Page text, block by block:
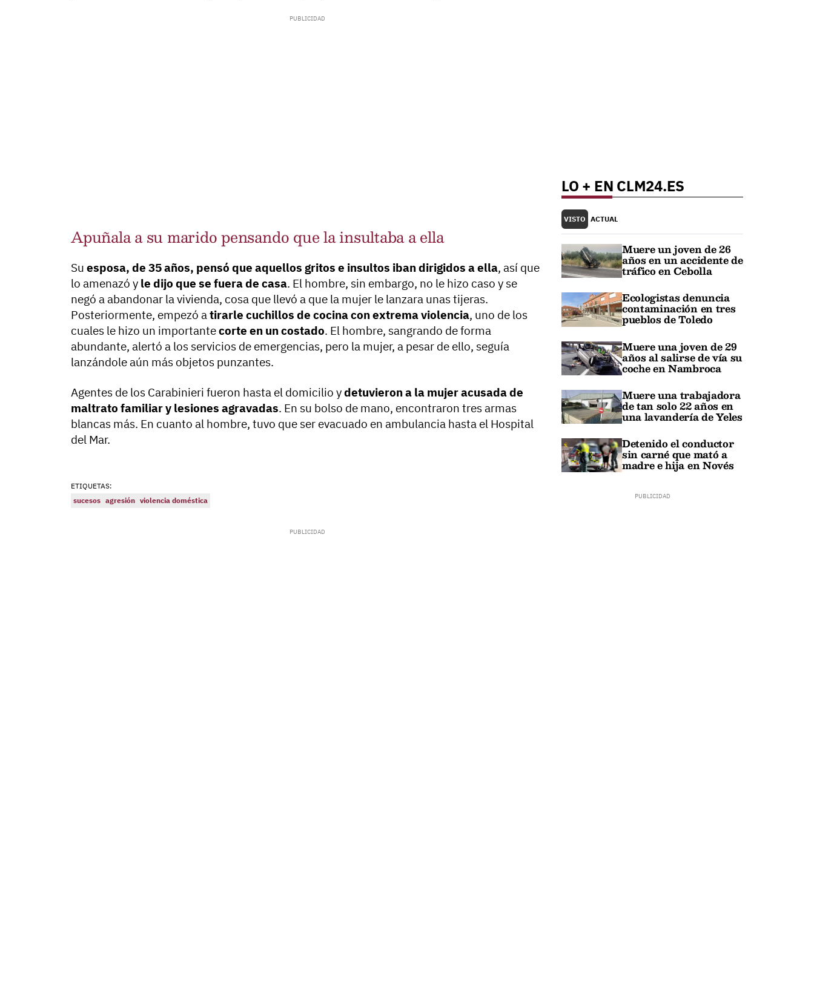
Apuñala a su marido pensando que la insultaba a ella
Su esposa, de 35 años, pensó que aquellos gritos e insultos iban dirigidos a ella, así que
lo amenazó y le dijo que se fuera de casa. El hombre, sin embargo, no le hizo caso y se
negó a abandonar la vivienda, cosa que llevó a que la mujer le lanzara unas tijeras.
Posteriormente, empezó atirarle cuchillos de cocina con extrema violencia, uno de los
cuales le hizo un importantecorte en un costado. El hombre, sangrando de forma
abundante, alertó a los servicios de emergencias, pero la mujer, a pesar de ello, seguía
lanzándole aún más objetos punzantes.
Agentes de los Carabinieri fueron hasta el domicilio ydetuvieron a la mujer acusada de
maltrato familiar y lesiones agravadas. En su bolso de mano, encontraron tres armas
blancas más. En cuanto al hombre, tuvo que ser evacuado en ambulancia hasta el Hospital
del Mar.
ETIQUETAS:
sucesos agresión violencia doméstica
LO + EN CLM24.ES
VISTO ACTUAL
Muere un joven de 26
años en un accidente de
tráfico en Cebolla
Ecologistas denuncia
contaminación en tres
pueblos de Toledo
Muere una joven de 29
años al salirse de vía su
coche en Nambroca
Muere una trabajadora
de tan solo 22 años en
una lavandería de Yeles
Detenido el conductor
sin carné que mató a
madre e hija en Novés